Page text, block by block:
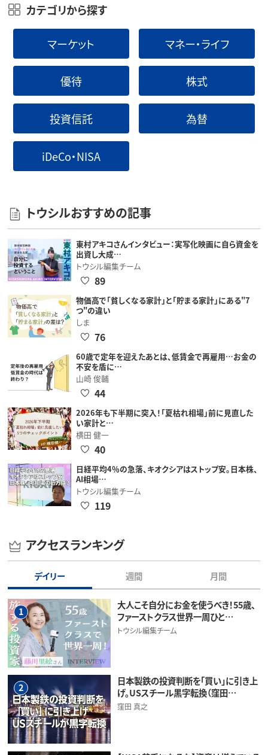
カテゴリから探す
マーケット マネー・ライフ
優待 株式
投資信託 為替
iDeCo・NISA
トウシルおすすめの記事
東村アキコさんインタビュー：実写化映画に自ら資金を
出資し大成…
トウシル編集チーム
89
物価高で「貧しくなる家計」と「貯まる家計」にある"7
つ"の違い
しま
76
60歳で定年を迎えたあとは、低賃金で再雇用…お金の
不安を盾に…
山崎 俊輔
44
2026年も下半期に突入！「夏枯れ相場」前に見直した
い家計と…
横田 健一
40
日経平均4％の急落、キオクシアはストップ安。日本株、
AI相場…
トウシル編集チーム
119
アクセスランキング
デイリー 週間 月間
1
大人こそ自分にお金を使うべき！55歳、
ファーストクラス世界一周ひと…
トウシル編集チーム
2
日本製鉄の投資判断を「買い」に引き上
げ。USスチール黒字転換（窪田…
窪田 真之